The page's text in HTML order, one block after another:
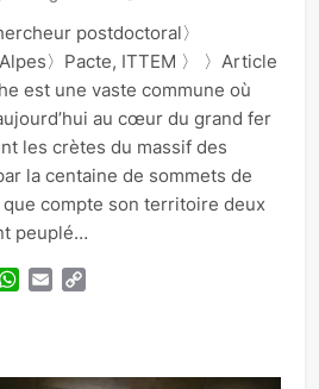
postdoctoral〉
〉Pacte, ITTEM 〉 〉Article
est une vaste commune où
au cœur du grand fer
les crètes du massif des
la centaine de sommets de
compte son territoire deux
peuplé…
WhatsApp
Email